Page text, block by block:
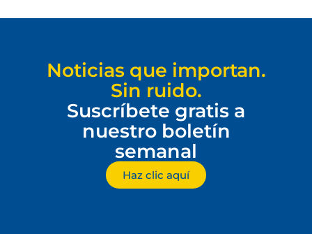
Noticias que importan.
Sin ruido.
Suscríbete gratis a
nuestro boletín
semanal
Haz clic aquí